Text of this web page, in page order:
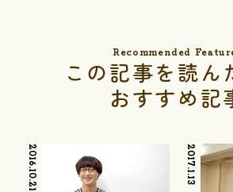
Recommended
この記事を読ん
おすすめ記
2016.10.21 2017.1.13